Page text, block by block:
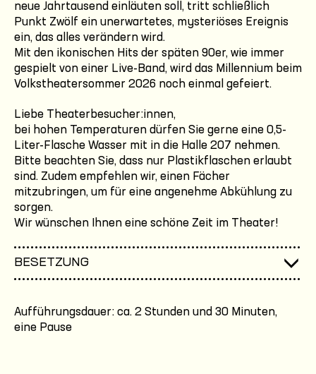
neue Jahrtausend einläuten soll, tritt schließlich
Punkt Zwölf ein unerwartetes, mysteriöses Ereignis
ein, das alles verändern wird.
Mit den ikonischen Hits der späten 90er, wie immer
gespielt von einer Live-Band, wird das Millennium beim
Volkstheatersommer 2026 noch einmal gefeiert.
Liebe Theaterbesucher:innen,
bei hohen Temperaturen dürfen Sie gerne eine 0,5-
Liter-Flasche Wasser mit in die Halle 207 nehmen.
Bitte beachten Sie, dass nur Plastikflaschen erlaubt
sind. Zudem empfehlen wir, einen Fächer
mitzubringen, um für eine angenehme Abkühlung zu
sorgen.
Wir wünschen Ihnen eine schöne Zeit im Theater!
BESETZUNG
Aufführungsdauer: ca. 2 Stunden und 30 Minuten,
eine Pause